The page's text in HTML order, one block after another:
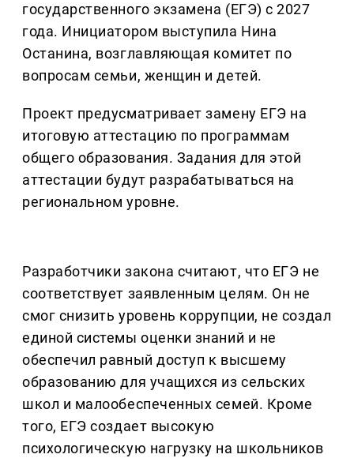
государственного экзамена (ЕГЭ) с 2027
года. Инициатором выступила Нина
Останина, возглавляющая комитет по
вопросам семьи, женщин и детей.
Проект предусматривает замену ЕГЭ на
итоговую аттестацию по программам
общего образования. Задания для этой
аттестации будут разрабатываться на
региональном уровне.
Разработчики закона считают, что ЕГЭ не
соответствует заявленным целям. Он не
смог снизить уровень коррупции, не создал
единой системы оценки знаний и не
обеспечил равный доступ к высшему
образованию для учащихся из сельских
школ и малообеспеченных семей. Кроме
того, ЕГЭ создает высокую
психологическую нагрузку на школьников